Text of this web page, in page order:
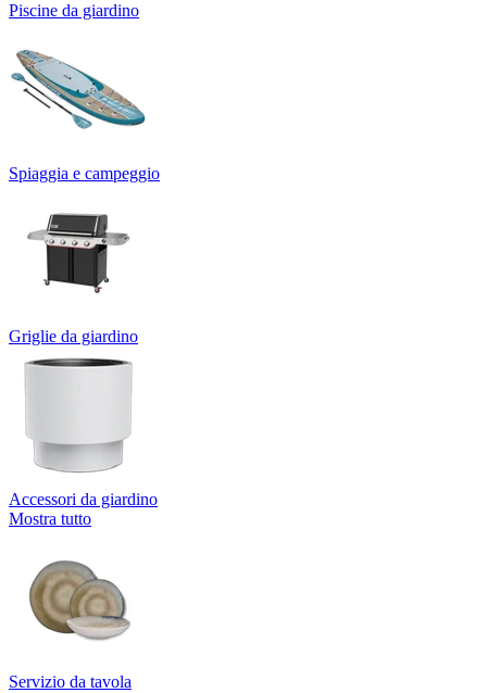
Piscine da giardino
Spiaggia e campeggio
Griglie da giardino
Accessori da giardino
Mostra tutto
Servizio da tavola